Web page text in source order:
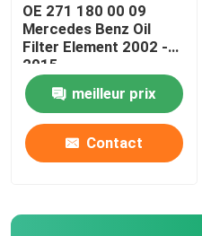
OE 271 180 00 09
Mercedes Benz Oil
Filter Element 2002 -
2015
meilleur prix
Contact